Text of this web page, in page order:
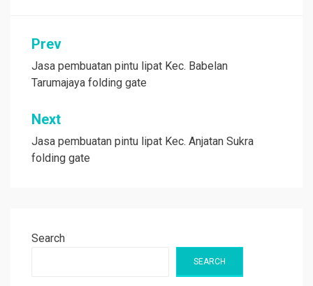
Post
navigation
Prev
Jasa pembuatan pintu lipat Kec. Babelan
Tarumajaya folding gate
Next
Jasa pembuatan pintu lipat Kec. Anjatan Sukra
folding gate
Search
SEARCH